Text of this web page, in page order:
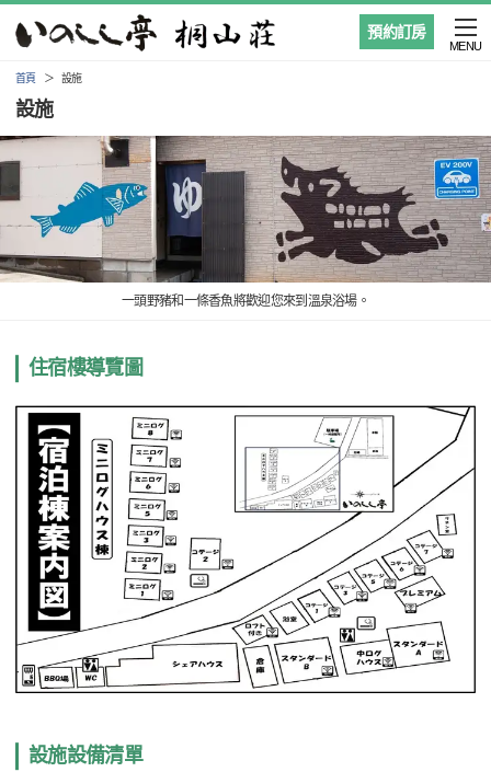
預約訂房
MENU
首頁 設施
設施
一頭野豬和一條香魚將歡迎您來到溫泉浴場。
住宿樓導覽圖
設施設備清單